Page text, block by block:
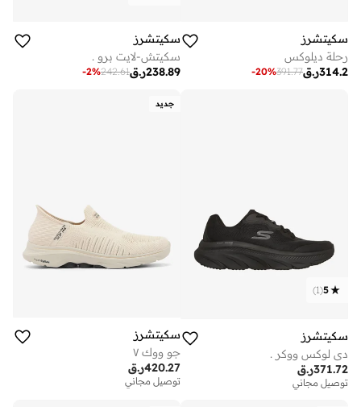
سكيتشرز
رحلة ديلوكس
ر.ق314.2
391.77
-20%
سكيتشرز
سكيتش-لايت برو .
ر.ق238.89
242.61
-2%
5
(
1
)
سكيتشرز
دي لوكس ووكر .
ر.ق371.72
توصيل مجاني
جديد
سكيتشرز
جو ووك ٧
ر.ق420.27
توصيل مجاني